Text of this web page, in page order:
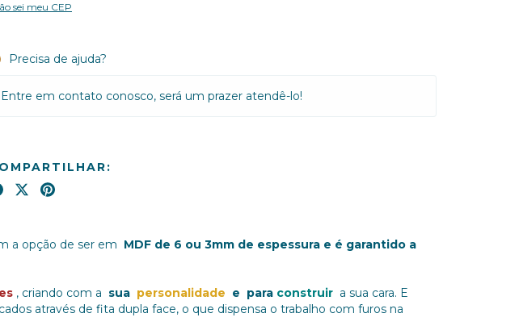
sei meu CEP
Precisa de ajuda?
Entre em contato conosco, será um prazer atendê-lo!
a opção de ser em MDF de 6 ou 3mm de espessura e é garantido a
, criando com a sua personalidade e para construir a sua cara. E
através de fita dupla face, o que dispensa o trabalho com furos na